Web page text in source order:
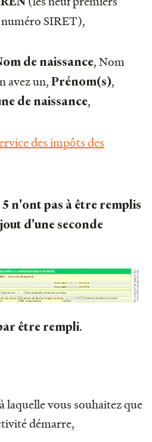
SIRET),
de naissance, Nom
avez un, Prénom(s),
de naissance,
des impôts des
5 n'ont pas à être remplis
d'une seconde
être rempli.
laquelle vous souhaitez que
démarre,